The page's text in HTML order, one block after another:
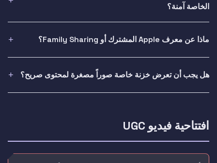
الخاصة آمنة؟
ماذا عن معرف Apple المشترك أو Family Sharing؟
هل يجب أن تعرض خزنة خاصة صوراً مصغرة لمحتوى صريح؟
افتتاحية فيديو UGC